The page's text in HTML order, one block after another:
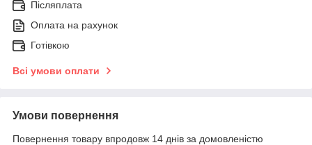
Післяплата
Оплата на рахунок
Готівкою
Всі умови оплати
Умови повернення
Повернення товару впродовж 14 днів за домовленістю